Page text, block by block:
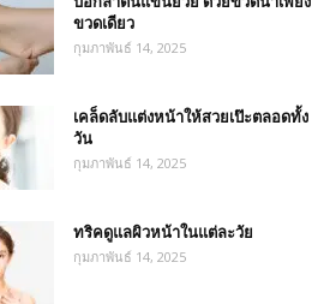
ขวดเดียว
กุมภาพันธ์ 14, 2025
เคล็ดลับแต่งหน้าให้สวยเป๊ะตลอดทั้ง
วัน
กุมภาพันธ์ 14, 2025
ทริคดูแลผิวหน้าในแต่ละวัย
กุมภาพันธ์ 14, 2025